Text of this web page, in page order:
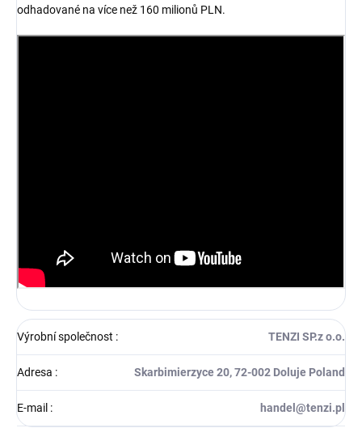
odhadované na více než 160 milionů PLN.
Výrobní společnost : TENZI SP.z o.o.
Adresa : Skarbimierzyce 20, 72-002 Doluje Poland
E-mail : handel@tenzi.pl